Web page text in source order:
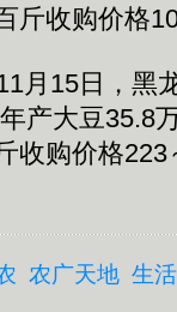
斤收购价格
15日，黑
产大豆35.8
收购价格223
农广天地 生